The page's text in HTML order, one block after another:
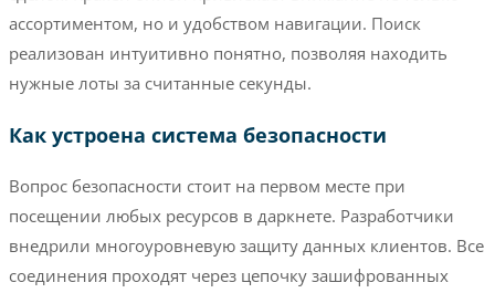
ассортиментом, но и удобством навигации. Поиск
реализован интуитивно понятно, позволяя находить
нужные лоты за считанные секунды.
Как устроена система безопасности
Вопрос безопасности стоит на первом месте при
посещении любых ресурсов в даркнете. Разработчики
внедрили многоуровневую защиту данных клиентов. Все
соединения проходят через цепочку зашифрованных